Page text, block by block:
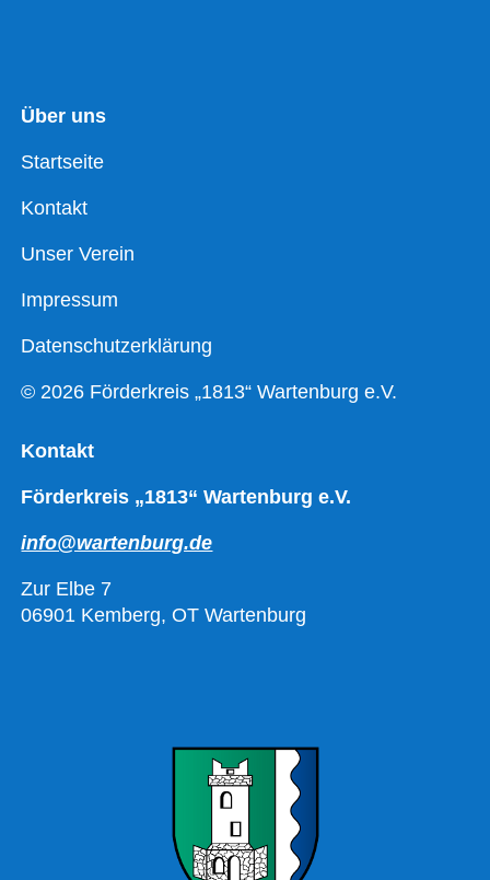
Über uns
Startseite
Kontakt
Unser Verein
Impressum
Datenschutzerklärung
© 2026 Förderkreis „1813“ Wartenburg e.V.
Kontakt
Förderkreis „1813“ Wartenburg e.V.
info@wartenburg.de
Zur Elbe 7
06901 Kemberg, OT Wartenburg